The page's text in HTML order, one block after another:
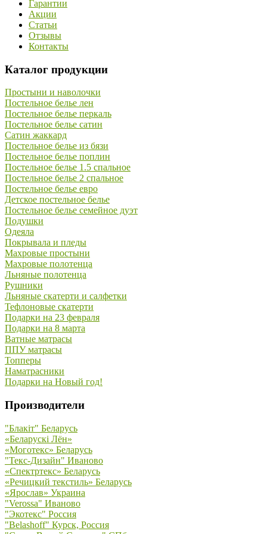
Гарантии
Акции
Статьи
Отзывы
Контакты
Каталог продукции
Простыни и наволочки
Постельное белье лен
Постельное белье перкаль
Постельное белье сатин
Сатин жаккард
Постельное белье из бязи
Постельное белье поплин
Постельное белье 1.5 спальное
Постельное белье 2 спальное
Постельное белье евро
Детское постельное белье
Постельное белье семейное дуэт
Подушки
Одеяла
Покрывала и пледы
Махровые простыни
Махровые полотенца
Льняные полотенца
Рушники
Льняные скатерти и салфетки
Тефлоновые скатерти
Подарки на 23 февраля
Подарки на 8 марта
Ватные матрасы
ППУ матрасы
Топперы
Наматрасники
Подарки на Новый год!
Производители
"Блакiт" Беларусь
«Беларускi Лён»
«Моготекс» Беларусь
"Текс-Дизайн" Иваново
«Спектртекс» Беларусь
«Речицкий текстиль» Беларусь
«Ярослав» Украина
"Verossa" Иваново
"Экотекс" Россия
"Belashoff" Курск, Россия